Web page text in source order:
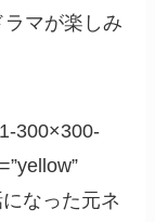
マが楽しみ
300×300-
なった元ネ